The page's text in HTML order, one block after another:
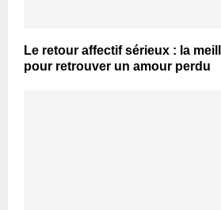
Le retour affectif sérieux : la
pour retrouver un amour perdu